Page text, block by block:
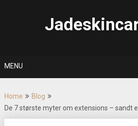
MENU
Home
Blog
De 7 største myter om extensions – sandt